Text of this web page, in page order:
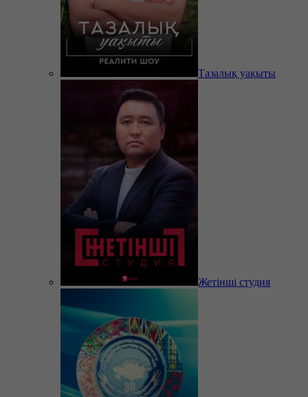
Тазалық уақыты
Жетінші студия